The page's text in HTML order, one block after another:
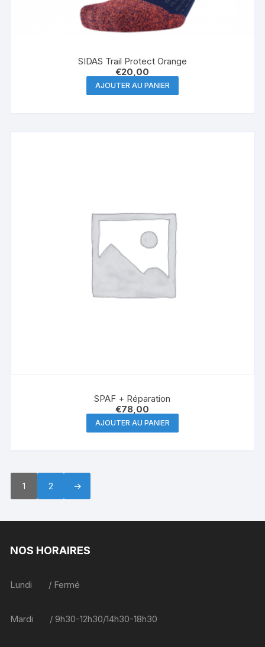
SIDAS Trail Protect Orange
€20,00
AJOUTER AU PANIER
SPAF + Réparation
€78,00
AJOUTER AU PANIER
1 2 →
NOS HORAIRES
Lundi / Fermé
Mardi / 9h30-12h30/14h30-18h30